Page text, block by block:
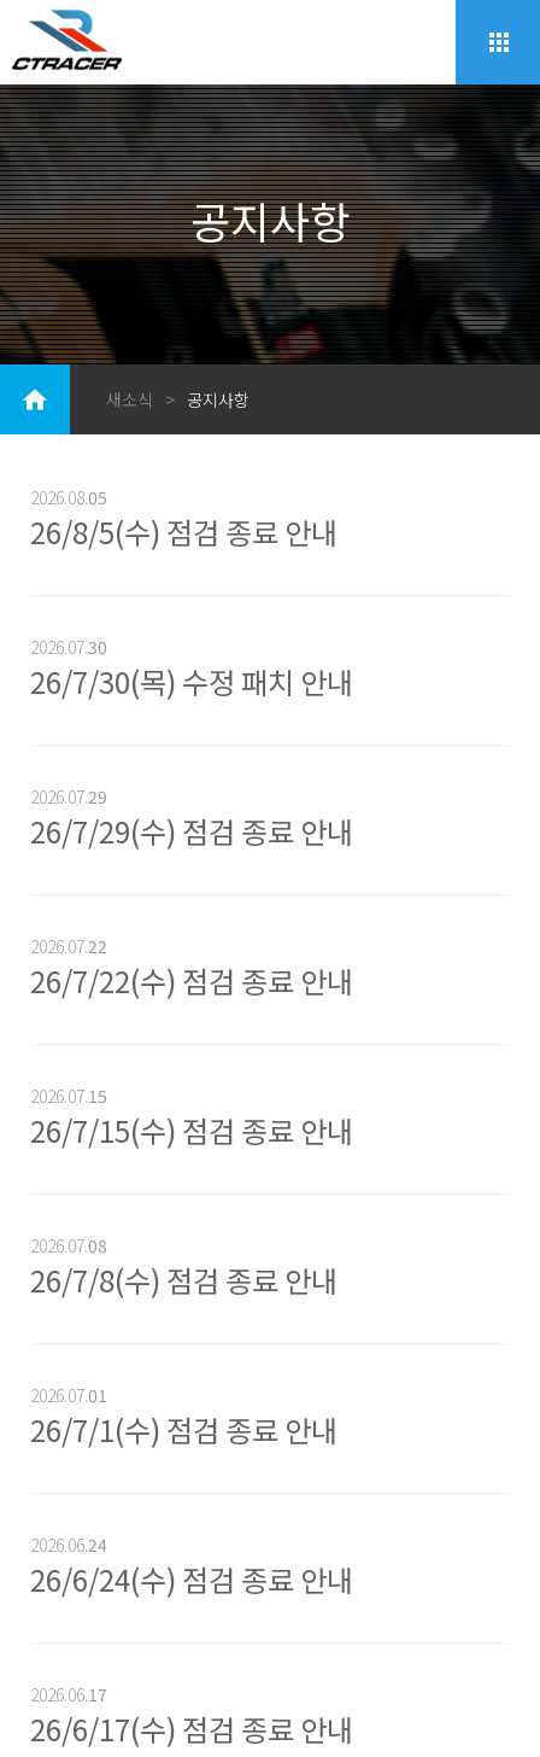
공지사항
새소식 > 공지사항
05
2026.08.
26/8/5(수) 점검 종료 안내
30
2026.07.
26/7/30(목) 수정 패치 안내
29
2026.07.
26/7/29(수) 점검 종료 안내
22
2026.07.
26/7/22(수) 점검 종료 안내
15
2026.07.
26/7/15(수) 점검 종료 안내
08
2026.07.
26/7/8(수) 점검 종료 안내
01
2026.07.
26/7/1(수) 점검 종료 안내
24
2026.06.
26/6/24(수) 점검 종료 안내
17
2026.06.
26/6/17(수) 점검 종료 안내